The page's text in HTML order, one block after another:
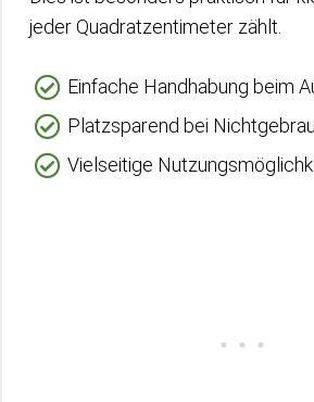
jeder Quadratzentimeter zählt.
Einfache Handhabung beim
Platzsparend bei
Vielseitige